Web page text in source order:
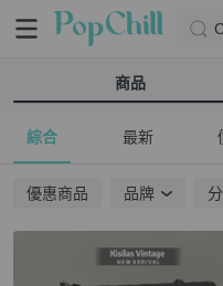
商品
綜合 最新
優惠商品 品牌